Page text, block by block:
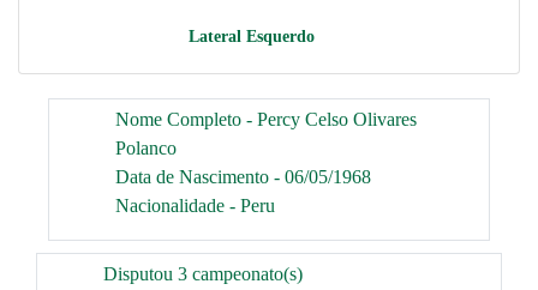
Lateral Esquerdo
Nome Completo - Percy Celso Olivares
Polanco
Data de Nascimento - 06/05/1968
Nacionalidade - Peru
Disputou 3 campeonato(s)